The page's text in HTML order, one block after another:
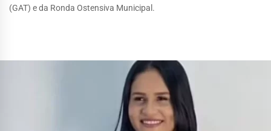
(GAT) e da Ronda Ostensiva Municipal.